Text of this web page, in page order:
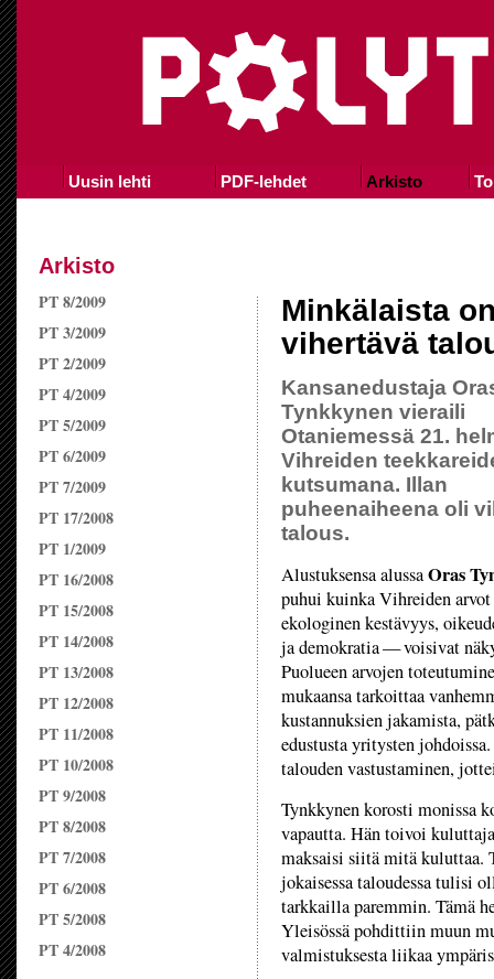
Uusin lehti PDF-lehdet Arkisto
Arkisto
PT 8/2009
PT 3/2009
PT 2/2009
PT 4/2009
PT 5/2009
PT 6/2009
PT 7/2009
PT 17/2008
PT 1/2009
PT 16/2008
PT 15/2008
PT 14/2008
PT 13/2008
PT 12/2008
PT 11/2008
PT 10/2008
PT 9/2008
PT 8/2008
PT 7/2008
PT 6/2008
PT 5/2008
PT 4/2008
Minkälaista
vihertävä
Kansanedustaja
Tynkkynen vieraili
Otaniemessä 21.
Vihreiden
kutsumana. Illan
puheenaiheena oli
talous.
Alustuksensa alussaOras
puhui kuinka Vihreiden
ekologinen kestävyys,
ja demokratia — voisivat
Puolueen arvojen
mukaansa tarkoittaa
kustannuksien jakamista,
edustusta yritysten
talouden vastustaminen,
Tynkkynen korosti monissa
vapautta. Hän toivoi
maksaisi siitä mitä kuluttaa.
jokaisessa taloudessa tulisi
tarkkailla paremmin. Tämä
Yleisössä pohdittiin muun
valmistuksesta liikaa